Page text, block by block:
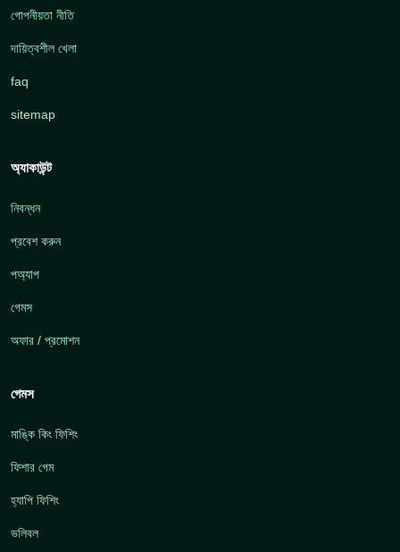
গোপনীয়তা নীতি
দায়িত্বশীল খেলা
faq
sitemap
অ্যাকাউন্ট
নিবন্ধন
প্রবেশ করুন
পঅ্যাপ
গেমস
অফার / প্রমোশন
গেমস
মাঙ্কি কিং ফিশিং
ফিশার গেম
হ্যাপি ফিশিং
ভলিবল